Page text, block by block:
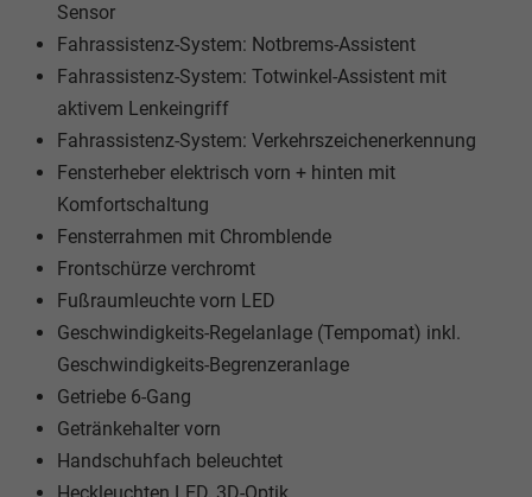
Sensor
Fahrassistenz-System: Notbrems-Assistent
Fahrassistenz-System: Totwinkel-Assistent mit
aktivem Lenkeingriff
Fahrassistenz-System: Verkehrszeichenerkennung
Fensterheber elektrisch vorn + hinten mit
Komfortschaltung
Fensterrahmen mit Chromblende
Frontschürze verchromt
Fußraumleuchte vorn LED
Geschwindigkeits-Regelanlage (Tempomat) inkl.
Geschwindigkeits-Begrenzeranlage
Getriebe 6-Gang
Getränkehalter vorn
Handschuhfach beleuchtet